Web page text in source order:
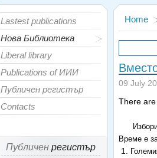
Home
09 July
There are
Време е
Lastest publications
Нова Библиотека
Liberal library
Publications of ИИИ
Публичен регистър
Contacts
Публичен регистър